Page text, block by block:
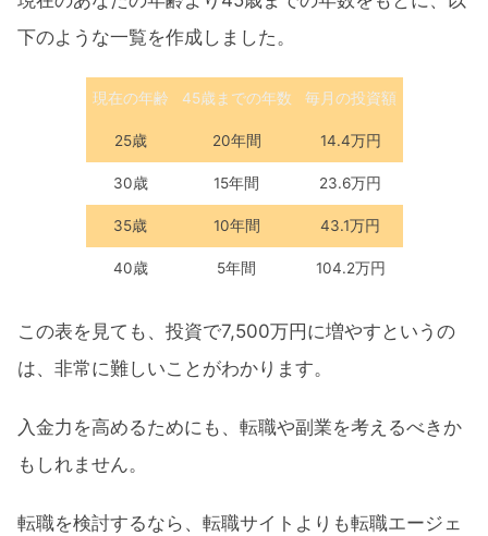
下のような一覧を作成しました。
現在の年齢 45歳までの年数 毎月の投資額
25歳 20年間 14.4万円
30歳 15年間 23.6万円
35歳 10年間 43.1万円
40歳 5年間 104.2万円
この表を見ても、投資で7,500万円に増やすというの
は、非常に難しいことがわかります。
入金力を高めるためにも、転職や副業を考えるべきか
もしれません。
転職を検討するなら、転職サイトよりも転職エージェ